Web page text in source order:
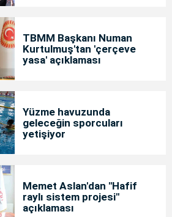
TBMM Başkanı Numan
Kurtulmuş'tan 'çerçeve
yasa' açıklaması
Yüzme havuzunda
geleceğin sporcuları
yetişiyor
Memet Aslan'dan "Hafif
raylı sistem projesi"
açıklaması